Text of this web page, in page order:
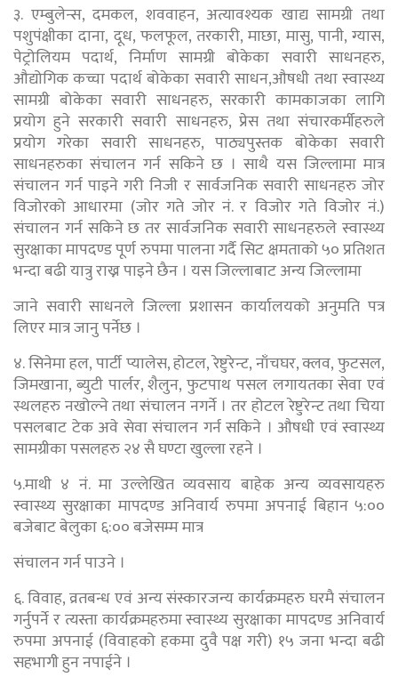
३. एम्बुलेन्स, दमकल, शववाहन, अत्यावश्यक खाद्य सामग्री तथा
पशुपंक्षीका दाना, दूध, फलफूल, तरकारी, माछा, मासु, पानी, ग्यास,
पेट्रोलियम पदार्थ, निर्माण सामग्री बोकेका सवारी साधनहरु,
औद्योगिक कच्चा पदार्थ बोकेका सवारी साधन,औषधी तथा स्वास्थ्य
सामग्री बोकेका सवारी साधनहरु, सरकारी कामकाजका लागि
प्रयोग हुने सरकारी सवारी साधनहरु, प्रेस तथा संचारकर्मीहरुले
प्रयोग गरेका सवारी साधनहरु, पाठ्यपुस्तक बोकेका सवारी
साधनहरुका संचालन गर्न सकिने छ । साथै यस जिल्लामा मात्र
संचालन गर्न पाइने गरी निजी र सार्वजनिक सवारी साधनहरु जोर
विजोरको आधारमा (जोर गते जोर नं. र विजोर गते विजोर नं.)
संचालन गर्न सकिने छ तर सार्वजनिक सवारी साधनहरुले स्वास्थ्य
सुरक्षाका मापदण्ड पूर्ण रुपमा पालना गर्दै सिट क्षमताको ५० प्रतिशत
भन्दा बढी यात्रु राख्न पाइने छैन । यस जिल्लाबाट अन्य जिल्लामा
जाने सवारी साधनले जिल्ला प्रशासन कार्यालयको अनुमति पत्र
लिएर मात्र जानु पर्नेछ ।
४. सिनेमा हल, पार्टी प्यालेस, होटल, रेष्टुरेन्ट, नाँचघर, क्लव, फुटसल,
जिमखाना, ब्युटी पार्लर, शैलुन, फुटपाथ पसल लगायतका सेवा एवं
स्थलहरु नखोल्ने तथा संचालन नगर्ने । तर होटल रेष्टुरेन्ट तथा चिया
पसलबाट टेक अवे सेवा संचालन गर्न सकिने । औषधी एवं स्वास्थ्य
सामग्रीका पसलहरु २४ सै घण्टा खुल्ला रहने ।
५.माथी ४ नं. मा उल्लेखित व्यवसाय बाहेक अन्य व्यवसायहरु
स्वास्थ्य सुरक्षाका मापदण्ड अनिवार्य रुपमा अपनाई बिहान ५:००
बजेबाट बेलुका ६:०० बजेसम्म मात्र
संचालन गर्न पाउने ।
६. विवाह, व्रतबन्ध एवं अन्य संस्कारजन्य कार्यक्रमहरु घरमै संचालन
गर्नुपर्ने र त्यस्ता कार्यक्रमहरुमा स्वास्थ्य सुरक्षाकामापदण्ड अनिवार्य
रुपमा अपनाई (विवाहको हकमा दुवै पक्ष गरी) १५ जना भन्दा बढी
सहभागी हुन नपाईने ।